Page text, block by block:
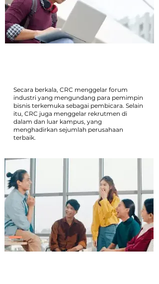
Secara berkala, CRC menggelar forum
industri yang mengundang para pemimpin
bisnis terkemuka sebagai pembicara. Selain
itu, CRC juga menggelar rekrutmen di
dalam dan luar kampus, yang
menghadirkan sejumlah perusahaan
terbaik.